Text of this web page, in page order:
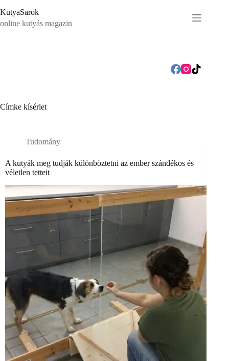
to
content
KutyaSarok
online kutyás magazin
Címke kísérlet
Tudomány
A kutyák meg tudják különböztetni az ember szándékos és
véletlen tetteit